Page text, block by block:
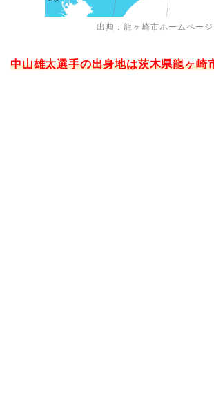
出典：龍ヶ崎市ホームページ
中山雄太選手の出身地は茨木県龍ヶ崎